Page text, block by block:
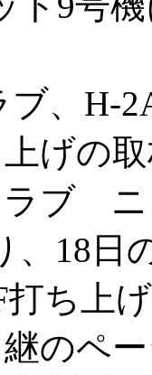
ブ、H-
げの
ブ ニ
、18日
打ち上
のペ